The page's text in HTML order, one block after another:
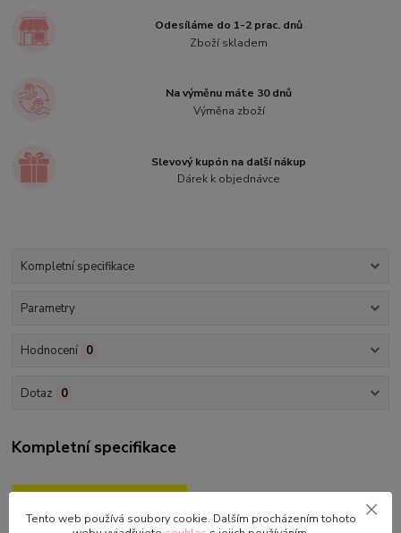
Odesíláme do 1-2 prac. dnů
Zboží skladem
Na výměnu máte 30 dnů
Výměna zboží
Slevový kupón na další nákup
Dárek k objednávce
Kompletní specifikace
Parametry
Hodnocení 0
Dotaz 0
Kompletní specifikace
Velikosti: 3, 4, 6, 8 let
Tento web používá soubory cookie. Dalším procházením tohoto